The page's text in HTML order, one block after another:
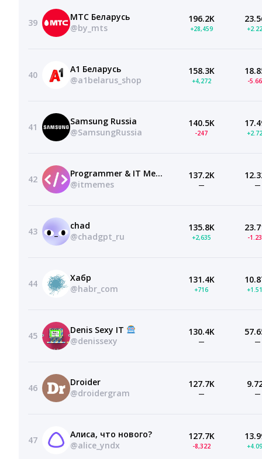
39
МТС Беларусь
@by_mts
196.2K
+28,459
40
А1 Беларусь
@a1belarus_shop
158.3K
+4,272 -
41
Samsung Russia
@SamsungRussia
140.5K
-247
42
Programmer & IT Memes
@itmemes
137.2K
— —
43
chad
@chadgpt_ru
135.8K
+2,635 -
44
Хабр
@habr_com
131.4K
+716
45
Denis Sexy IT
@denissexy
130.4K
— —
46
Droider
@droidergram
127.7K
— —
47
Алиса, что нового?
@alice_yndx
127.7K
-8,322